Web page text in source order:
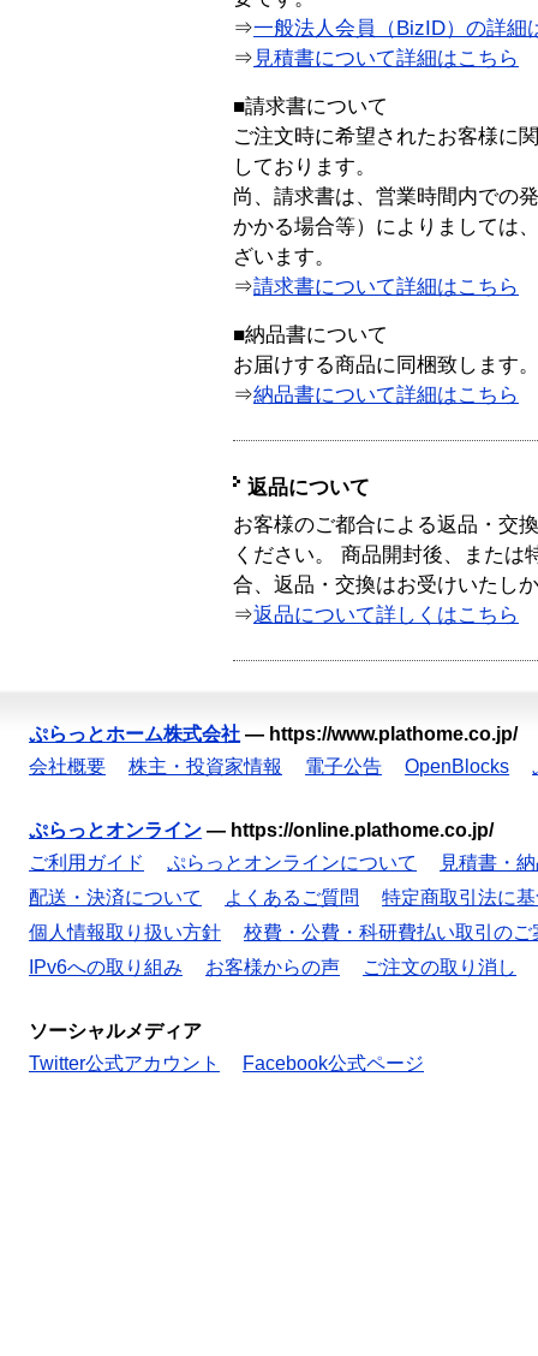
⇒一般法人会員（BizID）の詳細
⇒ 見積書について詳細はこちら
■請求書について
ご注文時に希望されたお客様に
しております。
尚、請求書は、営業時間内での
かかる場合等）によりましては
ざいます。
⇒請求書について詳細はこちら
■納品書について
お届けする商品に同梱致します。
⇒納品書について詳細はこちら
返品について
お客様のご都合による返品・交
ください。 商品開封後、または
合、返品・交換はお受けいたし
⇒返品について詳しくはこちら
ぷらっとホーム株式会社 — https://www.plathome.co.jp/
会社概要
株主・投資家情報 電子公告 OpenBlocks
ぷらっとオンライン — https://online.plathome.co.jp/
ご利用ガイド
ぷらっとオンラインについて
見積書・
配送・決済について
よくあるご質問
特定商取引法に
個人情報取り扱い方針
校費・公費・科研費払い取引のご
IPv6への取り組み
お客様からの声 ご注文の取り消し
ソーシャルメディア
Twitter公式アカウント
Facebook公式ページ